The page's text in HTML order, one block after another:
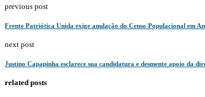
previous post
Frente Patriótica Unida exige anulação do Censo Populacional em
next post
Justino Capapinha esclarece sua candidatura e desmente apoio da
related posts